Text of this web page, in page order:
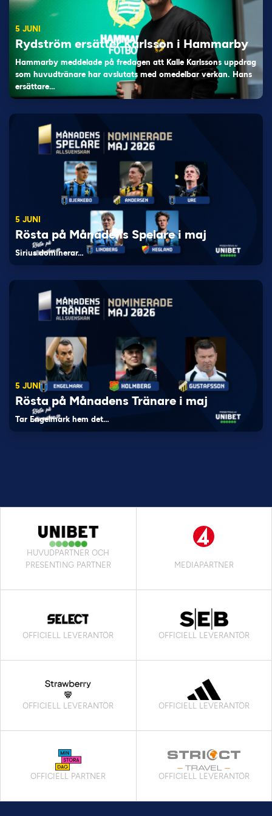
5 JUNI
Rydström ersätter Karlsson i Hammarby
Hammarby meddelade på fredagen att Kalle Karlssons uppdrag
som huvudtränare har avslutats med omedelbar verkan. Hans
ersättare…
5 JUNI
Rösta på Månadens Spelare i maj
Sirius dominerar…
5 JUNI
Rösta på Månadens Tränare i maj
Tar Engelmark hem det…
HUVUDPARTNER OCH
PRESENTING PARTNER
MEDIAPARTNER
OFFICIELL LEVERANTÖR OFFICIELL LEVERANTÖR
OFFICIELL LEVERANTÖR OFFICIELL LEVERANTÖR
OFFICIELL PARTNER OFFICIELL LEVERANTÖR